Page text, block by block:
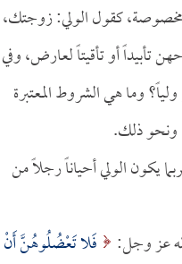
مخصوصة، كقول الولي: زوجتك،
تأبيداً أو تأقيتاً لعارض، وفي
وما هي الشروط المعتبرة
ونحو ذلك.
يكون الولي أحياناً رجلاً من
عز وجل:
فَلا تَعْضُلُوهُنَّ أَنْ